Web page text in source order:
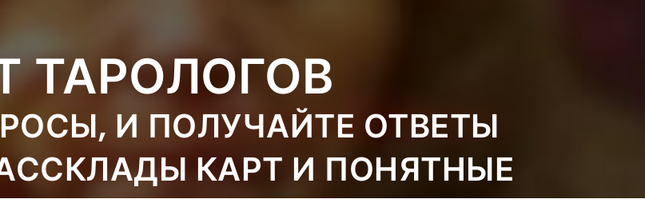
ТАРОЛОГОВ
И ПОЛУЧАЙТЕ ОТВЕТЫ
КАРТ И ПОНЯТНЫЕ